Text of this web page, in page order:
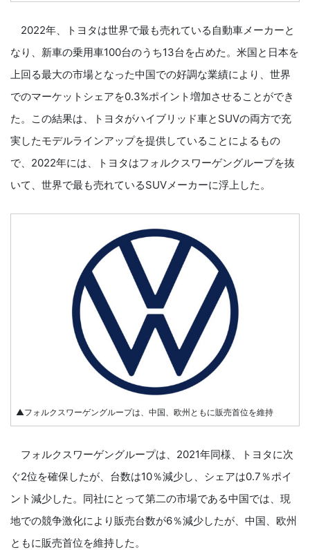
2022年、トヨタは世界で最も売れている自動車メーカーと
なり、新車の乗用車100台のうち13台を占めた。米国と日本を
上回る最大の市場となった中国での好調な業績により、世界
でのマーケットシェアを0.3%ポイント増加させることができ
た。この結果は、トヨタがハイブリッド車とSUVの両方で充
実したモデルラインアップを提供していることによるもの
で、2022年には、トヨタはフォルクスワーゲングループを抜
いて、世界で最も売れているSUVメーカーに浮上した。
▲フォルクスワーゲングループは、中国、欧州ともに販売首位を維持
フォルクスワーゲングループは、2021年同様、トヨタに次
ぐ2位を確保したが、台数は10％減少し、シェアは0.7％ポイ
ント減少した。同社にとって第二の市場である中国では、現
地での競争激化により販売台数が6％減少したが、中国、欧州
ともに販売首位を維持した。